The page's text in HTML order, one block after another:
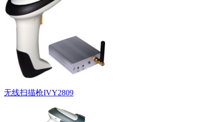
无线扫描枪IVY2809